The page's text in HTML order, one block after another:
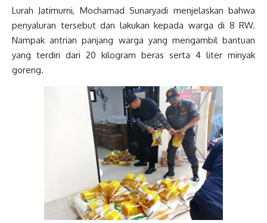
Lurah Jatimurni, Mochamad Sunaryadi menjelaskan bahwa
penyaluran tersebut dan lakukan kepada warga di 8 RW.
Nampak antrian panjang warga yang mengambil bantuan
yang terdiri dari 20 kilogram beras serta 4 liter minyak
goreng.